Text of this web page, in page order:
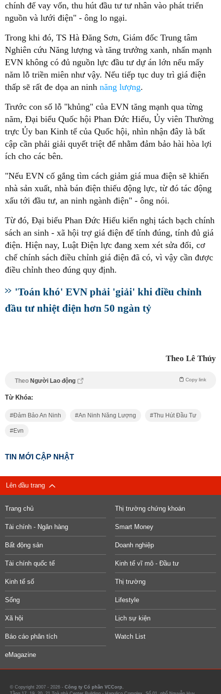
chính để vay vốn, thu hút đầu tư tư nhân vào phát triển
nguồn và lưới điện" - ông lo ngại.
Trong khi đó, TS Hà Đăng Sơn, Giám đốc Trung tâm
Nghiên cứu Năng lượng và tăng trưởng xanh, nhấn mạnh
EVN không có đủ nguồn lực đầu tư dự án lớn nếu mấy
năm lỗ triền miên như vậy. Nếu tiếp tục duy trì giá điện
thấp sẽ rất đe dọa an ninh năng lượng.
Trước con số lỗ "khủng" của EVN tăng mạnh qua từng
năm, Đại biểu Quốc hội Phan Đức Hiếu, Ủy viên Thường
trực Ủy ban Kinh tế của Quốc hội, nhìn nhận đây là bất
cập cần phải giải quyết triệt để nhằm đảm bảo hài hòa lợi
ích cho các bên.
"Nếu EVN cố gắng tìm cách giảm giá mua điện sẽ khiến
nhà sản xuất, nhà bán điện thiếu động lực, từ đó tác động
xấu tới đầu tư, an ninh ngành điện" - ông nói.
Từ đó, Đại biểu Phan Đức Hiếu kiến nghị tách bạch chính
sách an sinh - xã hội trợ giá điện để tính đúng, tính đủ giá
điện. Hiện nay, Luật Điện lực đang xem xét sửa đổi, cơ
chế chính sách điều chỉnh giá điện đã có, vì vậy cần được
điều chỉnh theo đúng quy định.
'Toán khó' EVN phải 'giải' khi điều chỉnh
đầu tư nhiệt điện hơn 50 ngàn tỷ
Theo Lê Thúy
Theo Người Lao động Copy link
Từ Khóa:
Đảm Bảo An Ninh An Ninh Năng Lượng Thu Hút Đầu Tư
Evn
TIN MỚI CẬP NHẬT
Lên đầu trang
Trang chủ Thị trường chứng khoán
Tài chính - Ngân hàng Smart Money
Bất động sản Doanh nghiệp
Tài chính quốc tế Kinh tế vĩ mô - Đầu tư
Kinh tế số Thị trường
Sống Lifestyle
Xã hội Lịch sự kiện
Báo cáo phân tích Watch List
eMagazine
© Copyright 2007 - 2026 - Công ty Cổ phần VCCorp.